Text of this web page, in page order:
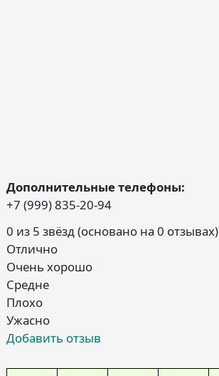
Дополнительные телефоны:
+7 (999) 835-20-94
0 из 5 звёзд (основано на 0 отзывах)
Отлично
Очень хорошо
Средне
Плохо
Ужасно
Добавить отзыв